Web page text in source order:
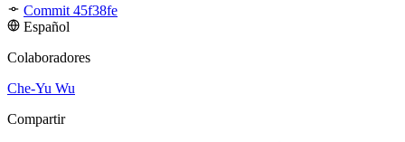
Commit 45f38fe
Español
Colaboradores
Che-Yu Wu
Compartir